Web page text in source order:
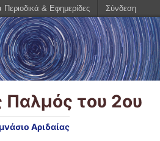
Παλμός του 2ου
Αριδαίας
Περιοδικά & Εφημερίδες Σύνδεση